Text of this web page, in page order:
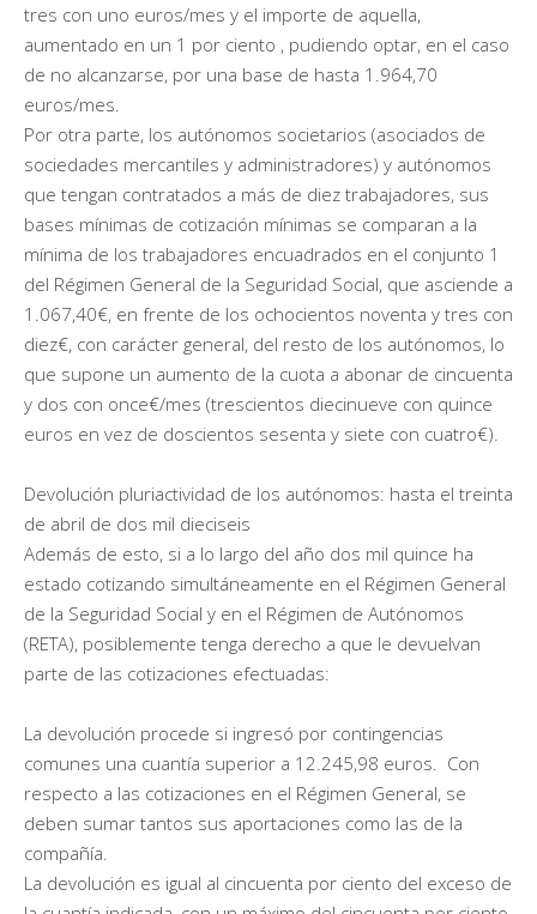
tres con uno euros/mes y el importe de aquella,
aumentado en un 1 por ciento , pudiendo optar, en el caso
de no alcanzarse, por una base de hasta 1.964,70
euros/mes.
Por otra parte, los autónomos societarios (asociados de
sociedades mercantiles y administradores) y autónomos
que tengan contratados a más de diez trabajadores, sus
bases mínimas de cotización mínimas se comparan a la
mínima de los trabajadores encuadrados en el conjunto 1
del Régimen General de la Seguridad Social, que asciende a
1.067,40€, en frente de los ochocientos noventa y tres con
diez€, con carácter general, del resto de los autónomos, lo
que supone un aumento de la cuota a abonar de cincuenta
y dos con once€/mes (trescientos diecinueve con quince
euros en vez de doscientos sesenta y siete con cuatro€).
Devolución pluriactividad de los autónomos: hasta el treinta
de abril de dos mil dieciseis
Además de esto, si a lo largo del año dos mil quince ha
estado cotizando simultáneamente en el Régimen General
de la Seguridad Social y en el Régimen de Autónomos
(RETA), posiblemente tenga derecho a que le devuelvan
parte de las cotizaciones efectuadas:
La devolución procede si ingresó por contingencias
comunes una cuantía superior a 12.245,98 euros. Con
respecto a las cotizaciones en el Régimen General, se
deben sumar tantos sus aportaciones como las de la
compañía.
La devolución es igual al cincuenta por ciento del exceso de